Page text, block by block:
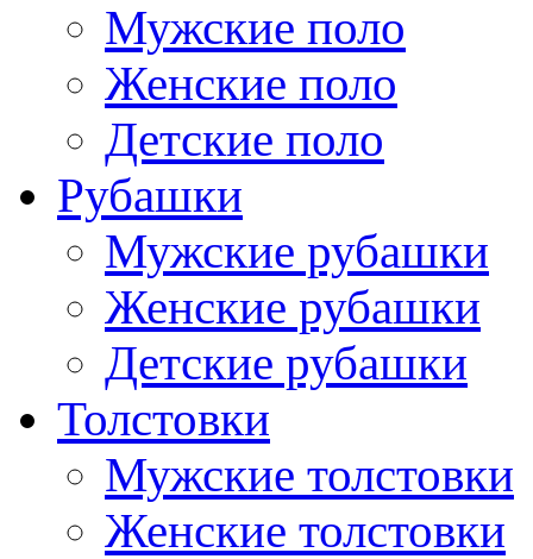
Мужские поло
Женские поло
Детские поло
Рубашки
Мужские рубашки
Женские рубашки
Детские рубашки
Толстовки
Мужские толстовки
Женские толстовки